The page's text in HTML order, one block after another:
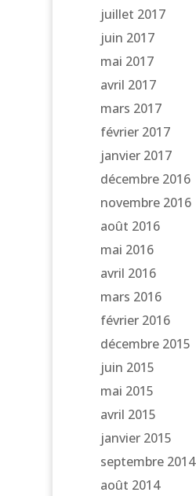
juillet 2017
juin 2017
mai 2017
avril 2017
mars 2017
février 2017
janvier 2017
décembre 2016
novembre 2016
août 2016
mai 2016
avril 2016
mars 2016
février 2016
décembre 2015
juin 2015
mai 2015
avril 2015
janvier 2015
septembre 2014
août 2014